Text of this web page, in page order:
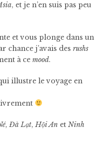
, et je n’en suis pas peu
et vous plonge dans un
chance j’avais des rushs
à ce mood.
illustre le voyage en
,Đà Lạt,Hội An et Ninh